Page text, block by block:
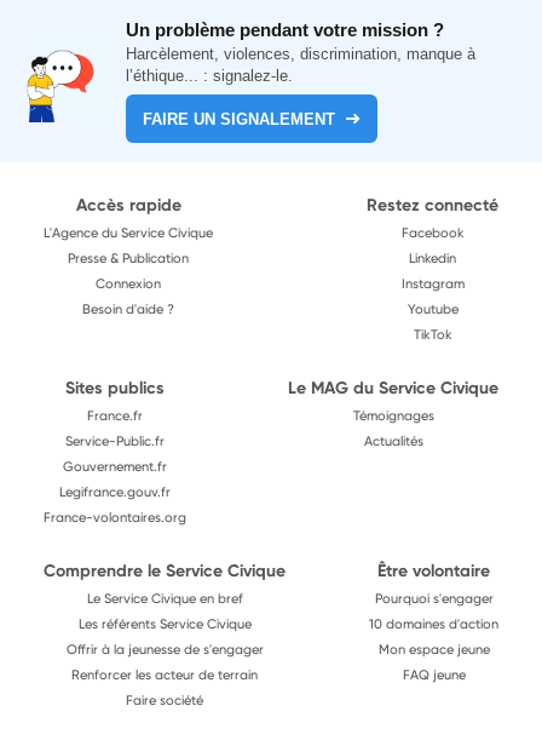
Un problème pendant votre mission ?
Harcèlement, violences, discrimination, manque à
l’éthique... : signalez-le.
FAIRE UN SIGNALEMENT
Accès rapide
L'Agence du Service Civique
Presse & Publication
Connexion
Besoin d'aide ?
Restez connecté
Facebook
Linkedin
Instagram
Youtube
TikTok
Sites publics
France.fr
Service-Public.fr
Gouvernement.fr
Legifrance.gouv.fr
France-volontaires.org
Le MAG du Service Civique
Témoignages
Actualités
Comprendre le Service Civique
Le Service Civique en bref
Les référents Service Civique
Offrir à la jeunesse de s'engager
Renforcer les acteur de terrain
Faire société
Être volontaire
Pourquoi s'engager
10 domaines d'action
Mon espace jeune
FAQ jeune